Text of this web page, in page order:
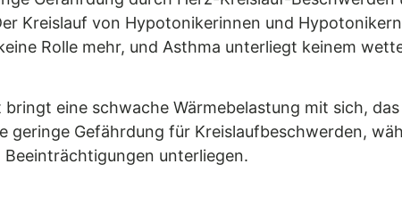
Kreislauf von Hypotonikerinnen und
Rolle mehr, und Asthma unterliegt keinem
eine schwache Wärmebelastung mit sich,
geringe Gefährdung für Kreislaufbeschwerden,
unterliegen.